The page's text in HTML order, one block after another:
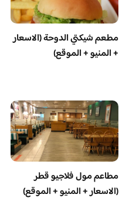
مطعم شيكتي الدوحة (الاسعار
+ المنيو + الموقع)
مطاعم مول فلاجيو قطر
(الاسعار + المنيو + الموقع)